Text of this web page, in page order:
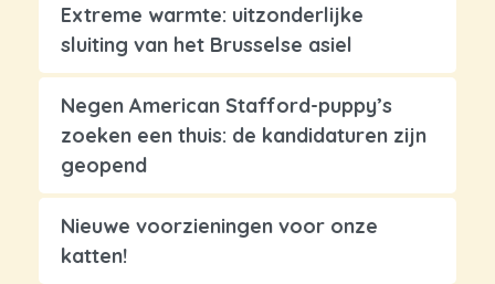
Extreme warmte: uitzonderlijke
sluiting van het Brusselse asiel
Negen American Stafford-puppy’s
zoeken een thuis: de kandidaturen zijn
geopend
Nieuwe voorzieningen voor onze
katten!